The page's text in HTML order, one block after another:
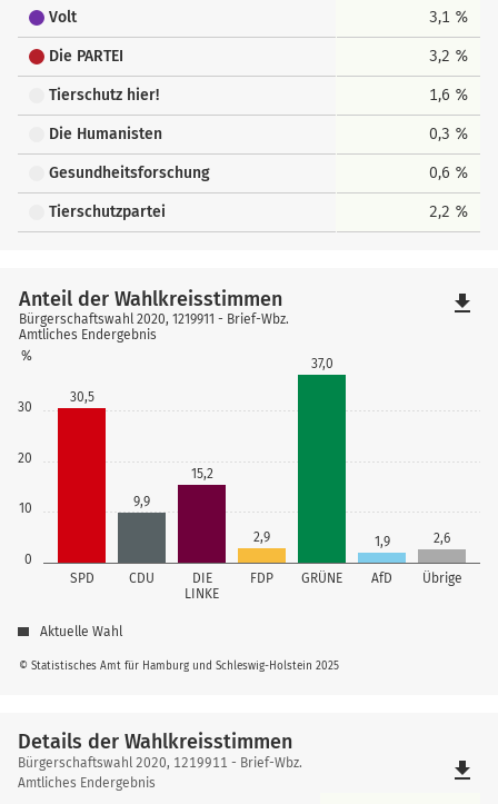
Volt 3,1 %
Die PARTEI 3,2 %
Tierschutz hier! 1,6 %
Die Humanisten 0,3 %
Gesundheitsforschung 0,6 %
Tierschutzpartei 2,2 %
0
10
20
30
%
SPD CDU
DIE
LINKE
FDP GRÜNE AfD Übrige
30,5
9,9
15,2
2,9
37,0
1,9 2,6
© Statistisches Amt für Hamburg und Schleswig-Holstein 2025
Anteil der Wahlkreisstimmen
Bürgerschaftswahl 2020, 1219911 - Brief-Wbz.
Amtliches Endergebnis
Aktuelle Wahl
file_download
Details der Wahlkreisstimmen
Details
der
Bürgerschaftswahl 2020, 1219911 - Brief-Wbz.
Amtliches Endergebnis
file_download